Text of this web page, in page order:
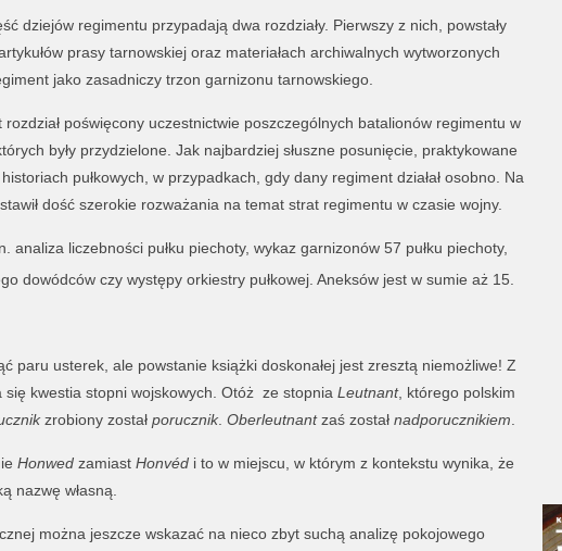
dziejów regimentu przypadają dwa rozdziały. Pierwszy z nich, powstały
prasy tarnowskiej oraz materiałach archiwalnych wytworzonych
jako zasadniczy trzon garnizonu tarnowskiego.
poświęcony uczestnictwie poszczególnych batalionów regimentu w
były przydzielone. Jak najbardziej słuszne posunięcie, praktykowane
pułkowych, w przypadkach, gdy dany regiment działał osobno. Na
dość szerokie rozważania na temat strat regimentu w czasie wojny.
analiza liczebności pułku piechoty, wykaz garnizonów 57 pułku piechoty,
dowódców czy występy orkiestry pułkowej. Aneksów jest w sumie aż 15.
paru usterek, ale powstanie książki doskonałej jest zresztą niemożliwe! Z
się kwestia stopni wojskowych. Otóż ze stopnia Leutnant, którego polskim
zrobiony został porucznik. Oberleutnantzaś został nadporucznikiem.
Honwedzamiast Honvédi to w miejscu, w którym z kontekstu wynika, że
nazwę własną.
można jeszcze wskazać na nieco zbyt suchą analizę pokojowego